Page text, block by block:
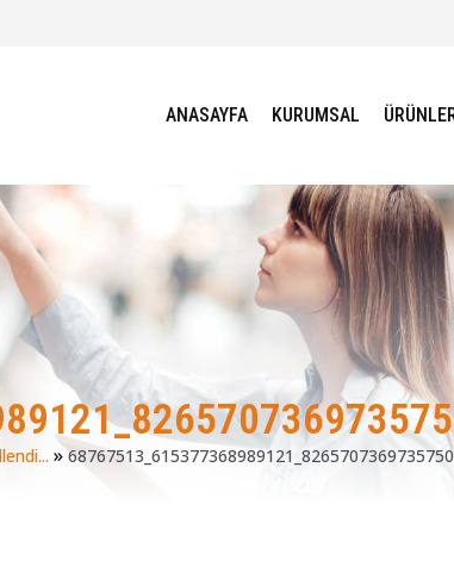
ANASAYFA KURUMSAL
»